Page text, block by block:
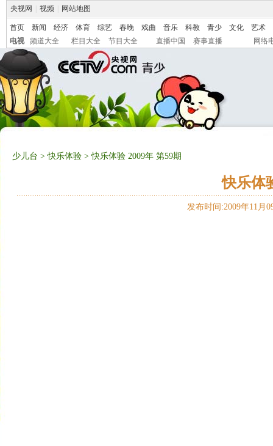
央视网 视频 网站地图
首页 新闻 经济 体育 综艺 春晚 戏曲 音乐 科教 青少 文化
艺术
电视
频道大全 栏目大全 节目大全 直播中国 赛事直播 网络
少儿台 >快乐体验 > 快乐体验 2009年 第59期
快乐体
发布时间:2009年11月